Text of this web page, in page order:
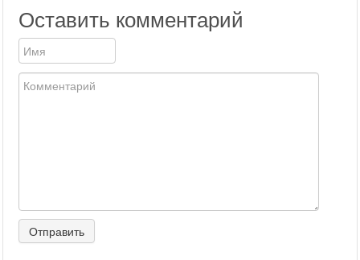
Оставить комментарий